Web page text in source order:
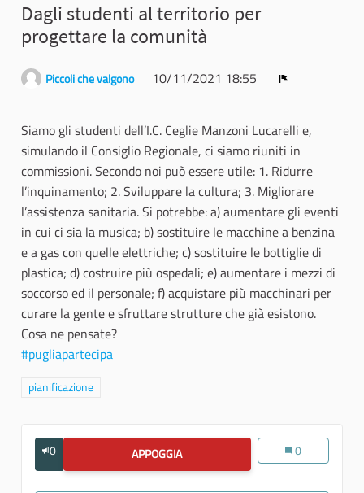
Dagli studenti al territorio per
progettare la comunità
Piccoli che valgono 10/11/2021 18:55
Siamo gli studenti dell’I.C. Ceglie Manzoni Lucarelli e,
simulando il Consiglio Regionale, ci siamo riuniti in
commissioni. Secondo noi può essere utile: 1. Ridurre
l’inquinamento; 2. Sviluppare la cultura; 3. Migliorare
l’assistenza sanitaria. Si potrebbe: a) aumentare gli eventi
in cui ci sia la musica; b) sostituire le macchine a benzina
e a gas con quelle elettriche; c) sostituire le bottiglie di
plastica; d) costruire più ospedali; e) aumentare i mezzi di
soccorso ed il personale; f) acquistare più macchinari per
curare la gente e sfruttare strutture che già esistono.
Cosa ne pensate?
#pugliapartecipa
Filtra i risultati per categoria: pianificazione
pianificazione
0 APPOGGIADAGLI STUDENTI AL TERRITORIO
Dagli studenti
0